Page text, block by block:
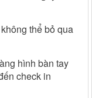
thể bỏ qua
hình bàn tay
check in